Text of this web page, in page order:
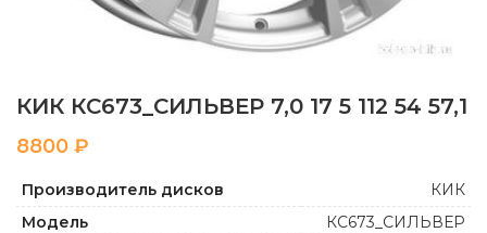
КИК КС673_СИЛЬВЕР 7,0 17 5 112 54 57,1
₽
Производитель дисков
КИК
Модель
КС673_СИЛЬВЕР